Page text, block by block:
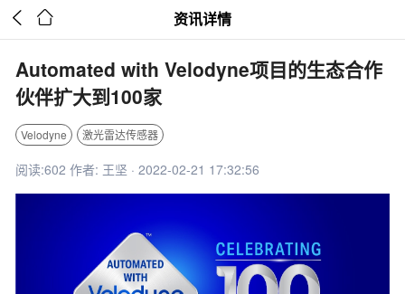
  资讯详情
Automated with Velodyne项目的生态合作
伙伴扩大到100家
Velodyne 激光雷达传感器
阅读:602 作者: 王坚 · 2022-02-21 17:32:56